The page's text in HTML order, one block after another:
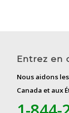
Entrez en
Nous aidons
Canada et aux